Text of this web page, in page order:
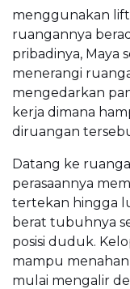
menggunakan
ruangannya
pribadinya, Maya
menerangi
mengedarkan
kerja dimana
diruangan
Datang ke
perasaannya
tertekan hingga
berat tubuhnya
posisi duduk.
mampu
mulai mengalir